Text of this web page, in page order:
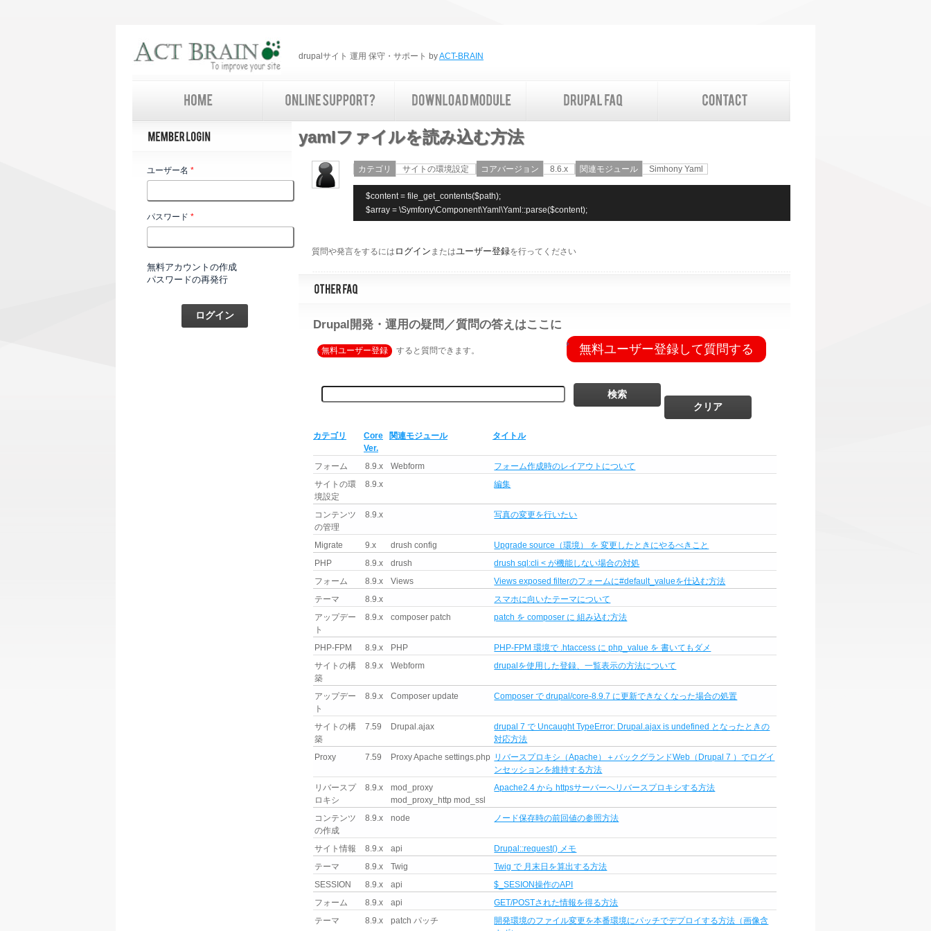
drupalサイト 運用 保守・サポート byACT-BRAIN
ユーザー名 *
パスワード *
無料アカウントの作成
パスワードの再発行
yamlファイルを読み込む方法
カテゴリ サイトの環境設定 コアバージョン 8.6.x 関連モジュール Simhony Yaml
  $content = file_get_contents($path);
質問や発言をするには ログイン またはユーザー登録を行ってください
Drupal開発・運用の疑問／質問の答えはここに
無料ユーザー登録 すると質問できます。 無料ユーザー登録して質問する
カテゴリ
Core
Ver.
関連モジュール タイトル
フォーム 8.9.x Webform
フォーム作成時のレイアウトについて
サイトの環
境設定
8.9.x 編集
コンテンツ
の管理
8.9.x 写真の変更を行いたい
Migrate 9.x drush config
Upgrade source（環境） を 変更したときにやるべきこと
PHP
8.9.x drush
drush sql:cli < が機能しない場合の対処
フォーム
8.9.x Views
Views exposed filterのフォームに#default_valueを仕込む方法
テーマ
8.9.x
スマホに向いたテーマについて
アップデー
ト
8.9.x composer patch patch を composer に 組み込む方法
PHP-FPM 8.9.x PHP
PHP-FPM 環境で .htaccess に php_value を 書いてもダメ
サイトの構
築
8.9.x Webform drupalを使用した登録、一覧表示の方法について
アップデー
ト
8.9.x Composer update Composer で drupal/core-8.9.7 に更新できなくなった場合の処置
サイトの構
築
7.59 Drupal.ajax
drupal 7 で Uncaught TypeError: Drupal.ajax is undefined となったときの
対応方法
Proxy
7.59 Proxy Apache settings.php リバースプロキシ（Apache）＋バックグランドWeb（Drupal 7 ）でログイ
ンセッションを維持する方法
リバースプ
ロキシ
8.9.x
mod_proxy
mod_proxy_http mod_ssl
Apache2.4 から httpsサーバーへリバースプロキシする方法
コンテンツ
の作成
8.9.x node ノード保存時の前回値の参照方法
サイト情報 8.9.x api
Drupal::request() メモ
テーマ
8.9.x Twig
Twig で 月末日を算出する方法
SESSION
8.9.x api
$_SESION操作のAPI
フォーム
8.9.x api
GET/POSTされた情報を得る方法
テーマ
8.9.x patch パッチ
開発環境のファイル変更を本番環境にパッチでデプロイする方法（画像含